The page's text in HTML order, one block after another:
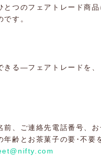
とつのフェアトレード商
す。
きる―フェアトレードを
前、ご連絡先電話番号、
年齢とお茶菓子の要･不要